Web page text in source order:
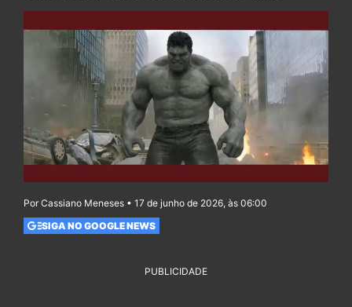
Por Cassiano Meneses • 17 de junho de 2026, às 06:00
SIGA NO GOOGLE NEWS
PUBLICIDADE